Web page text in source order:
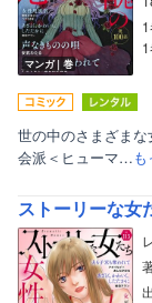
マンガ｜巻
世の中のさまざま
会派＜ヒューマ…
ストーリーな女